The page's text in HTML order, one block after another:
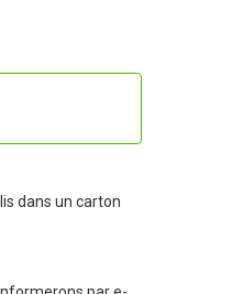
dans un carton